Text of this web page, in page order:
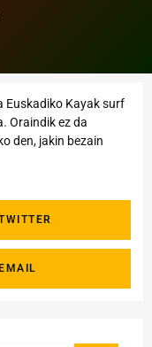
Euskadiko Kayak surf
Oraindik ez da
den, jakin bezain